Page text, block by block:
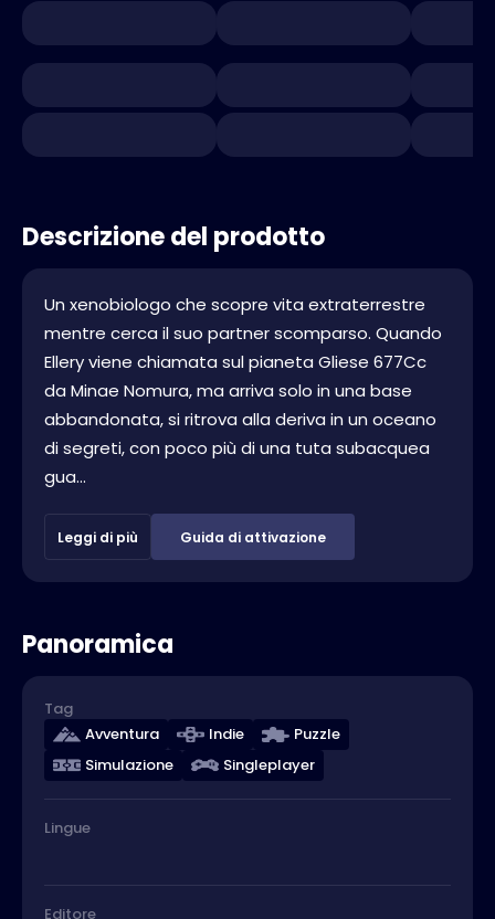
Descrizione del prodotto
Un xenobiologo che scopre vita extraterrestre
mentre cerca il suo partner scomparso. Quando
Ellery viene chiamata sul pianeta Gliese 677Cc
da Minae Nomura, ma arriva solo in una base
abbandonata, si ritrova alla deriva in un oceano
di segreti, con poco più di una tuta subacquea
gua...
Leggi di più Guida di attivazione
Panoramica
Tag
Avventura
Indie
Puzzle
Simulazione
Singleplayer
Lingue
Editore